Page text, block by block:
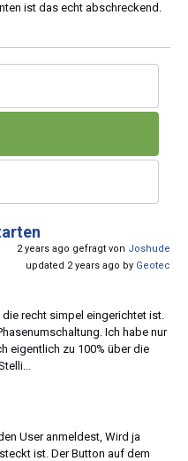
ist das echt abschreckend.
2 years ago gefragt von Joshude
updated 2 years ago by Geotec
recht simpel eingerichtet ist.
Ich habe nur
eigentlich zu 100% über die
User anmeldest, Wird ja
ist. Der Button auf dem